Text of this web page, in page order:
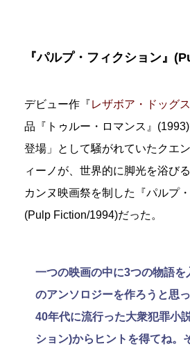
『パルプ・フィクション』
デビュー作『レザボア・ドッグス
品『トゥルー・ロマンス』
登場」として騒がれていたクエ
ィーノが、世界的に脚光を浴び
カンヌ映画祭を制した『パルプ
(Pulp Fiction/1994)だった。
一つの映画の中に3つの物語を
のアンソロジーを作ろうと思
40年代に流行った大衆犯罪小
ション)からヒントを得てね。